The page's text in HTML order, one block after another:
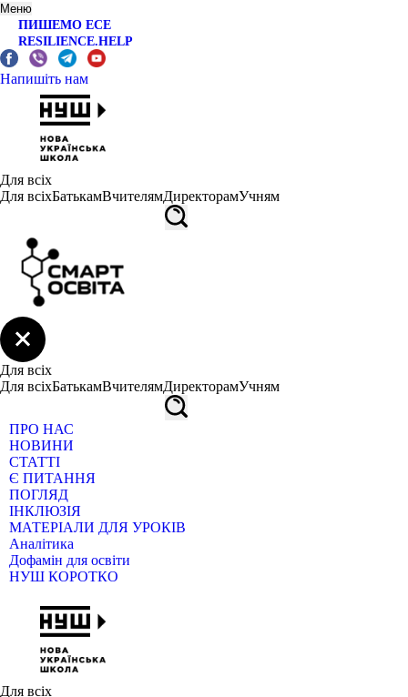
Меню
ПИШЕМО ЕСЕ
RESILIENCE.HELP
Напишіть нам
Для всіх
Для всіхБатькамВчителямДиректорамУчням
Для всіх
Для всіхБатькамВчителямДиректорамУчням
ПРО НАС
НОВИНИ
СТАТТІ
Є ПИТАННЯ
ПОГЛЯД
ІНКЛЮЗІЯ
МАТЕРІАЛИ ДЛЯ УРОКІВ
Аналітика
Дофамін для освіти
НУШ КОРОТКО
Для всіх